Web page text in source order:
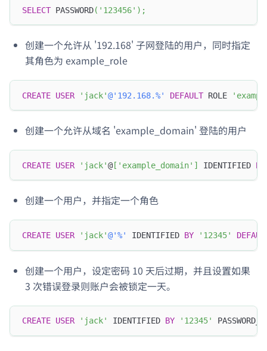
SELECT PASSWORD( '123456' ) ;
创建一个允许从 '192.168' 子网登陆的用户，同时指定
其角色为 example_role
CREATE USER 'jack'@'192.168.%' DEFAULT ROLE
创建一个允许从域名 'example_domain' 登陆的用户
CREATE USER 'jack'@ [ 'example_domain' ] IDENTIFIED BY
创建一个用户，并指定一个角色
CREATE USER 'jack'@'%' IDENTIFIED BY '12345'
创建一个用户，设定密码 10 天后过期，并且设置如果
3 次错误登录则账户会被锁定一天。
CREATE USER 'jack' IDENTIFIED BY '12345'